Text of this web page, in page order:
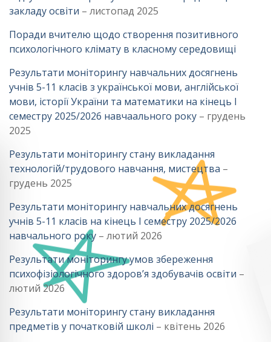
закладу освіти – листопад 2025
Поради вчителю щодо створення позитивного
психологічного клімату в класному середовищі
Результати моніторингу навчальних досягнень
учнів 5-11 класів з української мови, англійської
мови, історії України та математики на кінець І
семестру 2025/2026 навчаального року – грудень
2025
Результати моніторингу стану викладання
технологій/трудового навчання, мистецтва –
грудень 2025
Результати моніторингу навчальних досягнень
учнів 5-11 класів на кінець І семестру 2025/2026
навчального року – лютий 2026
Результати моніторингу умов збереження
психофізіологічного здоров’я здобувачів освіти –
лютий 2026
Результати моніторингу стану викладання
предметів у початковій школі – квітень 2026